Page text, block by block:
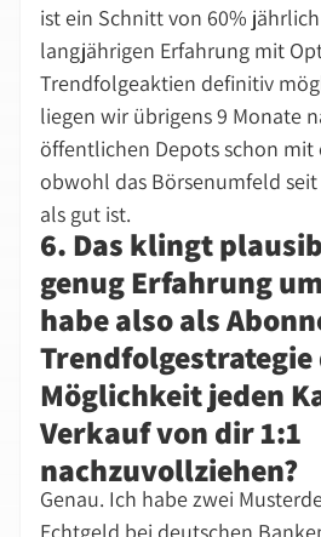
ist ein Schnitt von 60%
langjährigen Erfahrung mit
Trendfolgeaktien definitiv
liegen wir übrigens 9 Monate
öffentlichen Depots schon mit
obwohl das Börsenumfeld
als gut ist.
6. Das klingt
genug Erfahrung
habe also als
Trendfolgestrategie
Möglichkeit jeden
Verkauf von dir 1:1
nachzuvollziehen?
Genau. Ich habe zwei